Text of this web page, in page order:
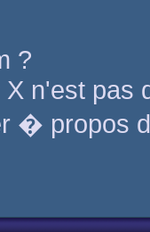
?
n'est pas
� propos